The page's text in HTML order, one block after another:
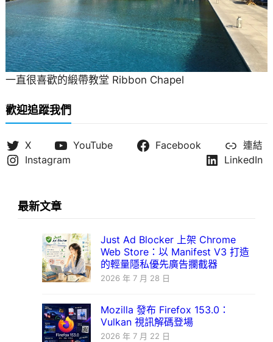
一直很喜歡的緞帶教堂 Ribbon Chapel
歡迎追蹤我們
X YouTube Facebook
連結
Instagram
LinkedIn
最新文章
Just Ad Blocker 上架 Chrome
Web Store：以 Manifest V3 打造
的輕量隱私優先廣告攔截器
2026 年 7 月 28 日
Mozilla 發布 Firefox 153.0：
Vulkan 視訊解碼登場
2026 年 7 月 22 日